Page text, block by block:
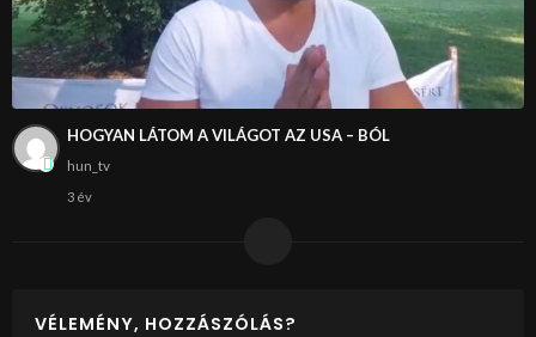
HOGYAN LÁTOM A VILÁGOT AZ USA – BÓL
hun_tv
3 év
VÉLEMÉNY, HOZZÁSZÓLÁS?